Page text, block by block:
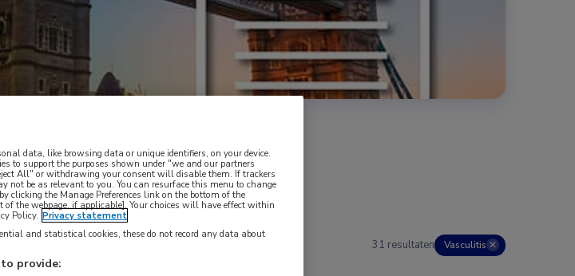
31 resultaten Vasculitis ✕
data, like browsing data or unique identifiers, on your device.
to support the purposes shown under "we and our partners
All" or withdrawing your consent will disable them. If trackers
not be as relevant to you. You can resurface this menu to change
clicking the Manage Preferences link on the bottom of the
the webpage, if applicable]. Your choices will have effect within
Policy. Privacy statement
and statistical cookies, these do not record any data about
provide: